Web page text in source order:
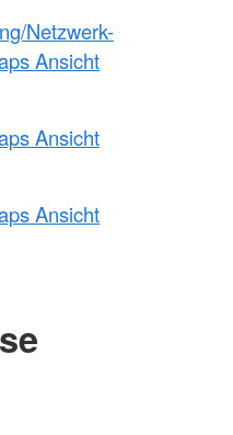
Netzwerk-
Ansicht
Ansicht
Ansicht